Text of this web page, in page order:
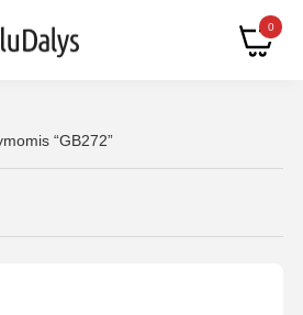
0
“GB272”